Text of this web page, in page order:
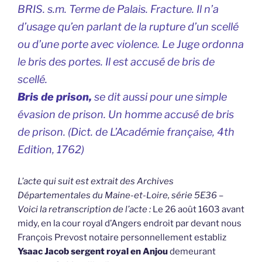
BRIS. s.m. Terme de Palais. Fracture. Il n’a
d’usage qu’en parlant de la rupture d’un scellé
ou d’une porte avec violence. Le Juge ordonna
le bris des portes. Il est accusé de bris de
scellé.
Bris de prison, se dit aussi pour une simple
évasion de prison. Un homme accusé de bris
de prison. (Dict. de L’Académie française, 4th
Edition, 1762)
L’acte qui suit est extrait des Archives
Départementales du Maine-et-Loire, série 5E36 –
Voici la retranscription de l’acte : Le 26 août 1603 avant
midy, en la cour royal d’Angers endroit par devant nous
François Prevost notaire personnellement establiz
Ysaac Jacob sergent royal en Anjoudemeurant